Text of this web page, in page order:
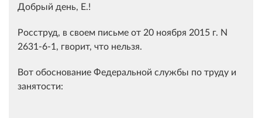
Добрый день, Е.!
Росструд, в своем письме от 20 ноября 2015 г. N
2631-6-1, гворит, что нельзя.
Вот обоснование Федеральной службы по труду и
занятости: